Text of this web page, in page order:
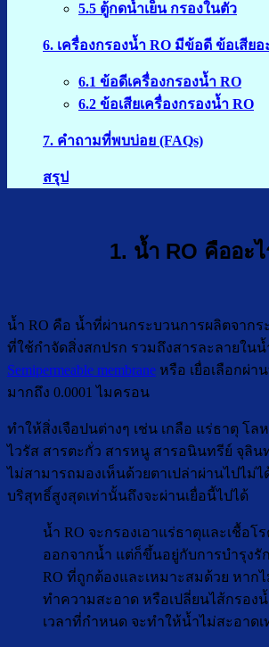
5.5 ตู้กดน้ำเย็น กรองในตัว
6. เครื่องกรองน้ำ RO มีข้อดี ข้อเสียอ
6.1 ข้อดีเครื่องกรองน้ำ RO
6.2 ข้อเสียเครื่องกรองน้ำ RO
7. คำถามที่พบบ่อย (FAQs)
สรุป
1. น้ำ RO คืออะ
น้ำ RO คือ น้ำที่ผ่านกระบวนการผลิตจากระ
ที่ใช้กำจัดสิ่งสกปรก รวมถึงสารละลายในน้
Semipermeable membrane หรือ เยื่อเลือกผ่
มากถึง 0.0001 ไมครอน
ทำให้สิ่งเจือปนต่างๆ เช่น เกลือ แร่ธาตุ โล
ไวรัส สารตะกั่ว สารหนู สารอนินทรีย์ จุลิน
ไม่สามารถมองเห็นด้วยตาเปล่าผ่านไปไม่
บริสุทธิ์สูงสุดเท่านั้นถึงจะผ่านเยื่อนี้ไปได้
น้ำ RO จะกรองเอาแร่ธาตุและเชื้อโ
ออกจากน้ำ แต่ก็ขึ้นอยู่กับการบำรุงรั
RO ที่ถูกต้องและเหมาะสมด้วย หาก
ทำความสะอาด หรือเปลี่ยนไส้กรอง
เวลาที่กำหนด จะทำให้น้ำไม่สะอาด